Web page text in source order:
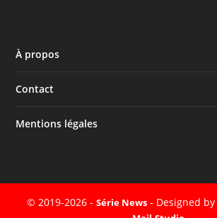
À propos
Contact
Mentions légales
© 2019-2026 - Série News- Designed by